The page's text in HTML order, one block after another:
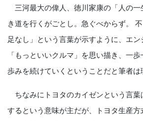
三河最大の偉人、徳川家康の「人の一
き道を行くがごとし。急ぐべからず。
足なし」という言葉が示すように、エ
「もっといいクルマ」を思い描き、一
歩みを続けていくということだと筆者は
ちなみにトヨタのカイゼンという言葉
するという意味が主だが、トヨタ生産方